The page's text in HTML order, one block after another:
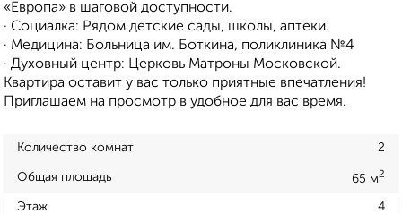
«Европа» в шаговой доступности.
· Социалка: Рядом детские сады, школы, аптеки.
· Медицина: Больница им. Боткина, поликлиника №4
· Духовный центр: Церковь Матроны Московской.
Квартира оставит у вас только приятные впечатления!
Приглашаем на просмотр в удобное для вас время.
Количество комнат 2
Общая площадь 65 м2
Этаж 4